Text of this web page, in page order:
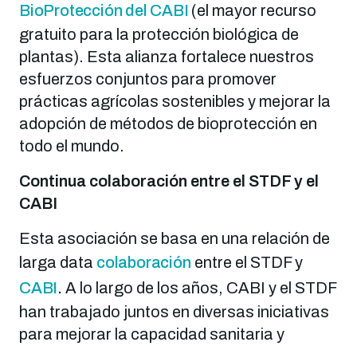
BioProtección del CABI (el mayor recurso
gratuito para la protección biológica de
plantas). Esta alianza fortalece nuestros
esfuerzos conjuntos para promover
prácticas agrícolas sostenibles y mejorar la
adopción de métodos de bioprotección en
todo el mundo.
Continua colaboración entre el STDF y el
CABI
Esta asociación se basa en una relación de
larga data colaboración entre el STDF y
CABI. A lo largo de los años, CABI y el STDF
han trabajado juntos en diversas iniciativas
para mejorar la capacidad sanitaria y